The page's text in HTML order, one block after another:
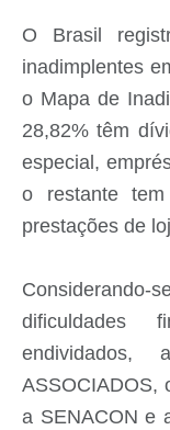
Arquivos para
Diário Oficial
Links
Serviços Online
Enquete
Fotos - Eventos Oficiais
O Brasil
inadimplentes
o Mapa de
28,82% têm
especial,
o restante
prestações de
Considerando-
dificuldades
endividados,
ASSOCIADOS,
a SENACON e